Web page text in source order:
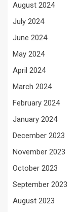
August 2024
July 2024
June 2024
May 2024
April 2024
March 2024
February 2024
January 2024
December 2023
November 2023
October 2023
September 2023
August 2023